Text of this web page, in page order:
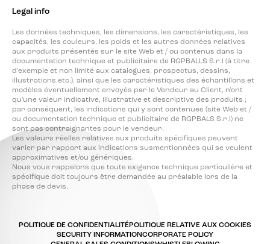
Legal info
Les données techniques, les dimensions, les caractéristiques, les
capacités, les couleurs, les poids et les autres données relatives
aux produits présentés sur le site Web et / ou contenus dans la
documentation technique et publicitaire de RGPBALLS S.r.l (à titre
d'exemple et non limité aux catalogues, prospectus, dessins,
illustrations etc.), ainsi que les caractéristiques des échantillons et
modèles éventuellement envoyés par le Vendeur au Client, n'ont
qu'une valeur indicative, illustrative et descriptive des produits ;
par conséquent, les indications qui y sont contenues (site Web et /
ou documentation technique et publicitaire de RGPBALS S.r.l) ne
sont pas contraignantes pour le vendeur.
Les valeurs réelles relatives aux produits spécifiques peuvent
varier par rapport aux indications susmentionnées qui se veulent
approximatives et/ou génériques.
Nous vous rappelons que toute exigence technique particulière et
spécifique doit toujours être demandée au préalable lors de la
phase de devis.
POLITIQUE DE CONFIDENTIALITÉPOLITIQUE RELATIVE AUX COOKIES
SECURITY INFORMATIONCORPORATE POLICY